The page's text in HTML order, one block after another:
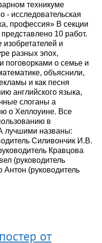
техникуме
- исследовательская
профессия» В секции
10 работ.
и
разных эпох,
поговорками о семье и
объяснили,
и как песня
английского языка,
слоганы а
о Хеллоуине. Все
в
лучшими названы:
Силивончик И.В.
Кравцова
(руководитель
(руководитель
от